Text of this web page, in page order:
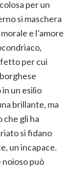
per un
si maschera
e l’amore
per cui
un esilio
brillante, ma
che gli ha
si fidano
un incapace.
può